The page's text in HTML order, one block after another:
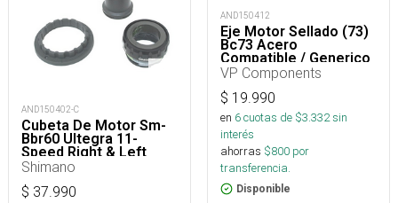
AND150402-C
Cubeta De Motor Sm-
Bbr60 Ultegra 11-
Speed Right & Left
Adapter (Bsa), Bearing
Shimano
$ 37.990
AND150412
Eje Motor Sellado (73)
Bc73 Acero
Compatible / Generico
VP Components
$ 19.990
en 6cuotas de $3.332sin
interés
ahorras $800 por
transferencia.
Disponible